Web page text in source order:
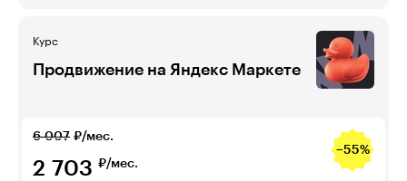
Курс
Продвижение на Яндекс Маркете
6 007 ₽/мес.
−55%
2 703 ₽/мес.